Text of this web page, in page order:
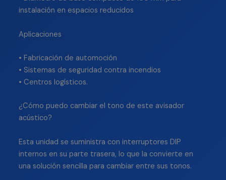
instalación en espacios reducidos
Aplicaciones
• Fabricación de automoción
• Sistemas de seguridad contra incendios
• Centros logísticos.
¿Cómo puedo cambiar el tono de este avisador
acústico?
Esta unidad se suministra con interruptores DIP
internos en su parte trasera, lo que la convierte en
una solución sencilla para cambiar entre sus tonos.